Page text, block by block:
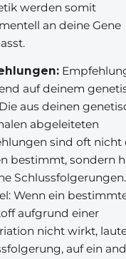
werden somit
an deine Gene
auf deinem
aus deinen
abgeleiteten
sind oft nicht
bestimmt, sondern
Wenn ein
aufgrund einer
nicht wirkt,
auf ein